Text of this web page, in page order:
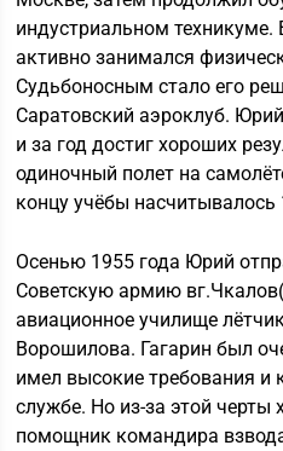
индустриальном техникуме.
активно занимался
Судьбоносным стало его
Саратовский аэроклуб.
и за год достиг хороших
одиночный полет на
концу учёбы насчитывалось
Осенью 1955 года Юрий
Советскую армию
авиационное училище
Ворошилова. Гагарин был
имел высокие требования и
службе. Но из-за этой черты
помощник командира